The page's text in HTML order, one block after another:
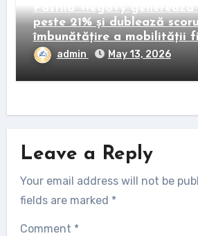
Pastila Wegovy generează
peste 21% și dublează
îmbunătățire a mobilității
admin May 13, 2026
Leave a Reply
Your email address will not be
fields are marked *
Comment *